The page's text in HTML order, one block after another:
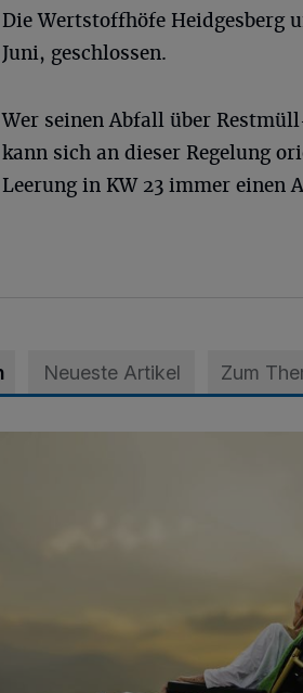
Die Wertstoffhöfe Heidgesberg
Juni, geschlossen.
Wer seinen Abfall über
kann sich an dieser Regelung
Leerung in KW 23 immer einen
Neueste Artikel Zum